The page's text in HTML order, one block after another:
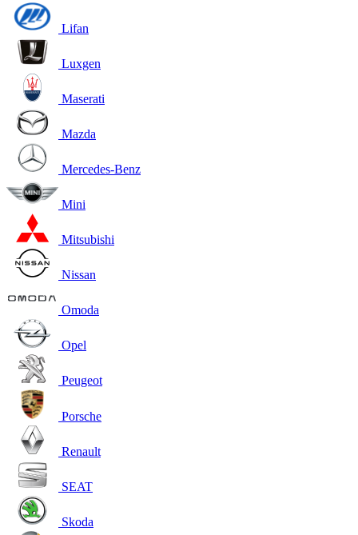
Lifan
Luxgen
Maserati
Mazda
Mercedes-Benz
Mini
Mitsubishi
Nissan
Omoda
Opel
Peugeot
Porsche
Renault
SEAT
Skoda